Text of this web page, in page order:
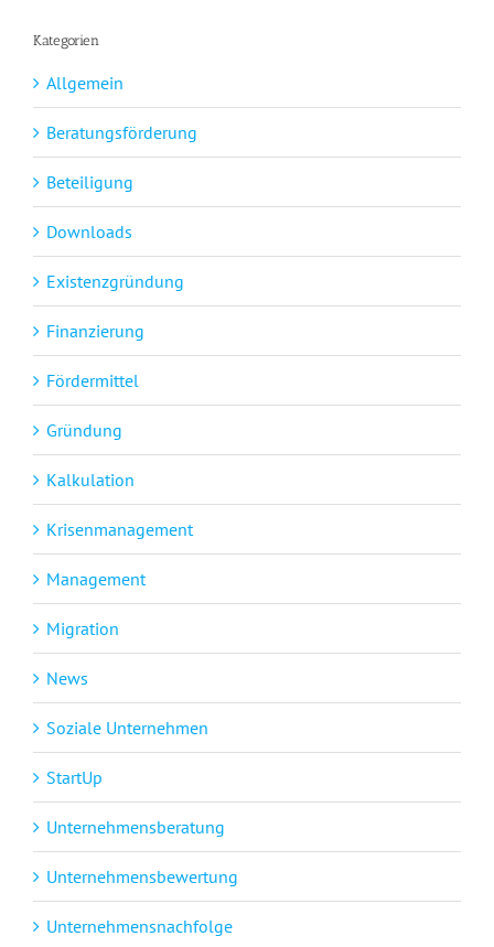
Kategorien
Allgemein
Beratungsförderung
Beteiligung
Downloads
Existenzgründung
Finanzierung
Fördermittel
Gründung
Kalkulation
Krisenmanagement
Management
Migration
News
Soziale Unternehmen
StartUp
Unternehmensberatung
Unternehmensbewertung
Unternehmensnachfolge